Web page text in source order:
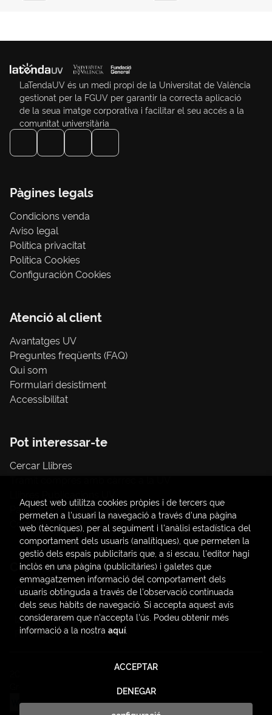
LaTendaUV és un medi propi de la Universitat de València
gestionat per la FGUV per garantir la correcta aplicació
de la seua imatge corporativa i facilitar el seu accés a la
comunitat universitària
Pàgines legals
Condicions venda
Aviso legal
Política privacitat
Política Cookies
Configuración Cookies
Atenció al client
Avantatges UV
Preguntes freqüents (FAQ)
Qui som
Formulari desistiment
Accessibilitat
Pot interessar-te
Cercar Llibres
Papereria / material d'oficina
Consum Sostenible
Contacte
C/ Amadeo de Saboya, 4
(+34) 963828968
latendauv@fundacio.es
Formulari de contacte
. Tots els Drets Reservats |
Aquest web utilitza cookies pròpies i de tercers que
permeten a l'usuari la navegació a través d'una pàgina
web (tècniques), per al seguiment i l'anàlisi estadística del
comportament dels usuaris (analítiques), que permeten la
gestió dels espais publicitaris que, a si escau, l'editor hagi
inclòs en una pàgina (publicitàries) i galetes que
emmagatzemen informació del comportament dels
usuaris obtinguda a través de l'observació continuada
dels seus hàbits de navegació. Si accepta aquest avís
considerarem que n'accepta l'ús. Podeu obtenir més
informació a la nostra aquí.
DENEGAR
ACCEPTAR